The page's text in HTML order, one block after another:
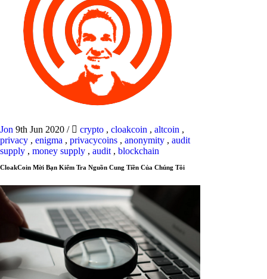
Jon 9th Jun 2020 / crypto , cloakcoin , altcoin ,
privacy , enigma , privacycoins , anonymity , audit
supply , money supply , audit , blockchain
CloakCoin Mời Bạn Kiểm Tra Nguồn Cung Tiền Của Chúng Tôi